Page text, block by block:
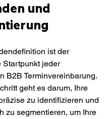
und
ist der
Startpunkt jeder
B2B Terminvereinbarung.
geht es darum, Ihre
zu identifizieren und
zu segmentieren, um Ihre